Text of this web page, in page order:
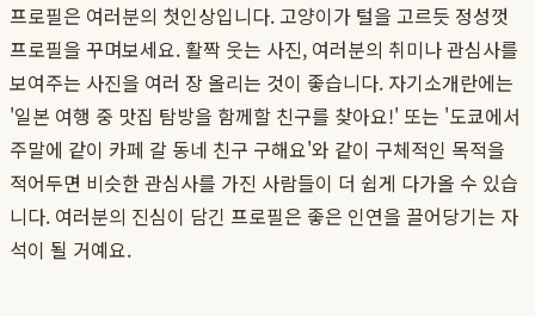
프로필은 여러분의 첫인상입니다. 고양이가 털을 고르듯 정성껏
프로필을 꾸며보세요. 활짝 웃는 사진, 여러분의 취미나 관심사를
보여주는 사진을 여러 장 올리는 것이 좋습니다. 자기소개란에는
'일본 여행 중 맛집 탐방을 함께할 친구를 찾아요!' 또는 '도쿄에서
주말에 같이 카페 갈 동네 친구 구해요'와 같이 구체적인 목적을
적어두면 비슷한 관심사를 가진 사람들이 더 쉽게 다가올 수 있습
니다. 여러분의 진심이 담긴 프로필은 좋은 인연을 끌어당기는 자
석이 될 거예요.